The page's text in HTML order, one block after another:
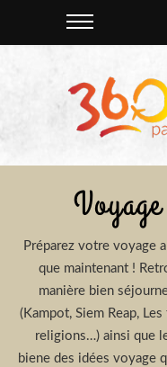
Préparez votre voyage
que maintenant !
manière bien
(Kampot, Siem Reap,
religions…) ainsi que
biene des idées voyage